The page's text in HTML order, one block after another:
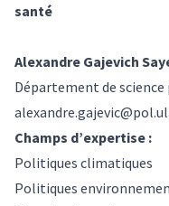
santé
Alexandre Gajevich
Département de
Champs d’expertise :
Politiques climatiques
Politiques